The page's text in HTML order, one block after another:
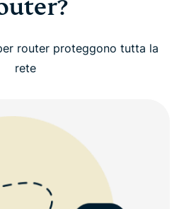
router proteggono tutta la
rete